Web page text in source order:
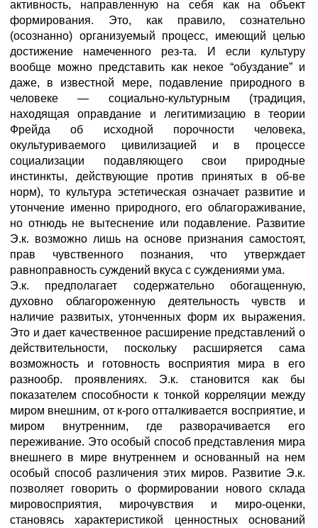
активность, направленную на себя как на объект
формирования. Это, как правило, сознательно
(осознанно) организуемый процесс, имеющий целью
достижение намеченного рез-та. И если культуру
вообще можно представить как некое “обуздание” и
даже, в известной мере, подавление природного в
человеке — социально-культурным (традиция,
находящая оправдание и легитимизацию в теории
Фрейда об исходной порочности человека,
окультуриваемого цивилизацией и в процессе
социализации подавляющего свои природные
инстинкты, действующие против принятых в об-ве
норм), то культура эстетическая означает развитие и
утончение именно природного, его облагораживание,
но отнюдь не вытеснение или подавление. Развитие
Э.к. возможно лишь на основе признания самостоят,
прав чувственного познания, что утверждает
равноправность суждений вкуса с суждениями ума.
Э.к. предполагает содержательно обогащенную,
духовно облагороженную деятельность чувств и
наличие развитых, утонченных форм их выражения.
Это и дает качественное расширение представлений о
действительности, поскольку расширяется сама
возможность и готовность восприятия мира в его
разнообр. проявлениях. Э.к. становится как бы
показателем способности к тонкой корреляции между
миром внешним, от к-рого отталкивается восприятие, и
миром внутренним, где разворачивается его
переживание. Это особый способ представления мира
внешнего в мире внутреннем и основанный на нем
особый способ различения этих миров. Развитие Э.к.
позволяет говорить о формировании нового склада
мировосприятия, мирочувствия и миро-оценки,
становясь характеристикой ценностных оснований